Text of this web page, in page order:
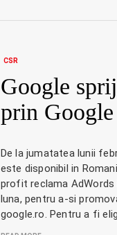
CSR
Google
prin
De la jumatatea lunii
este disponibil in
profit reclama AdWords
luna, pentru a-si
google.ro. Pentru a fi